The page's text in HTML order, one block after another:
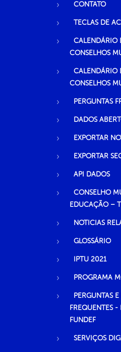
CONTATO
TECLAS DE
CALENDÁRIO
CONSELHOS
CALENDÁRIO
CONSELHOS
PERGUNTAS
DADOS
EXPORTAR
EXPORTAR
API DADOS
CONSELHO
EDUCAÇÃO –
NOTICIAS
GLOSSÁRIO
IPTU 2021
PROGRAMA
PERGUNTAS E
FREQUENTES -
FUNDEF
SERVIÇOS